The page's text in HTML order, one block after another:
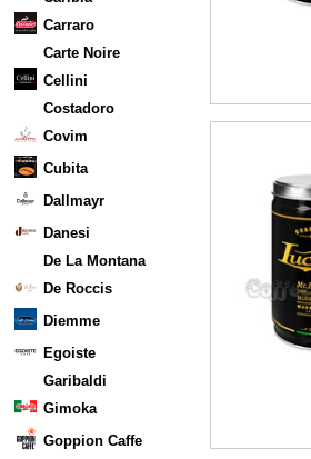
Carraro
Carte Noire
Cellini
Costadoro
Covim
Cubita
Dallmayr
Danesi
De La Montana
De Roccis
Diemme
Egoiste
Garibaldi
Gimoka
Goppion Caffe